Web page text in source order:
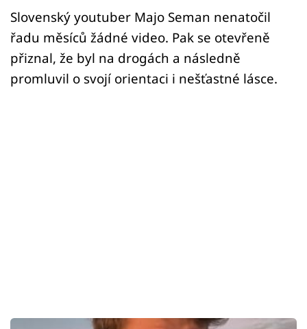
Slovenský youtuber Majo Seman nenatočil
řadu měsíců žádné video. Pak se otevřeně
přiznal, že byl na drogách a následně
promluvil o svojí orientaci i nešťastné lásce.